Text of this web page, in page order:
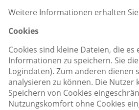
Weitere Informationen erhalten
Cookies
Cookies sind kleine Dateien, die
Informationen zu speichern. Sie
Logindaten). Zum anderen dienen
analysieren zu können. Die
Speichern von Cookies
Nutzungskomfort ohne Cookies